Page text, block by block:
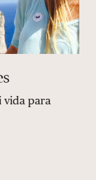
vida para